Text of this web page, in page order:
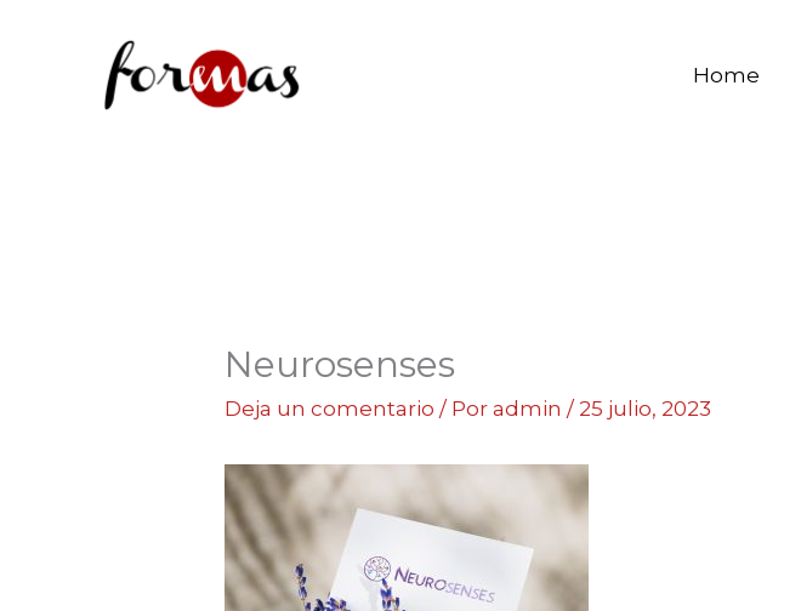
contenido
Home
Neurosenses
Deja un comentario / Poradmin/ 25 julio, 2023